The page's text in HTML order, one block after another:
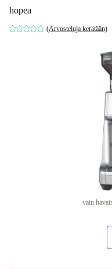
hopea
(Arvosteluja kerätään)
vain